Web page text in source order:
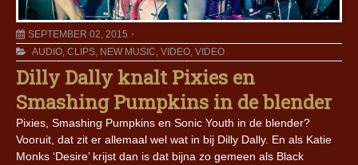
SEPTEMBER 02, 2015
AUDIO, CLIPS, NEW MUSIC, VIDEO, VIDEO
Dilly Dally knalt Pixies en
Smashing Pumpkins in de blender
Pixies, Smashing Pumpkins en Sonic Youth in de blender?
Vooruit, dat zit er allemaal wel wat in bij Dilly Dally. En als Katie
Monks ‘Desire’ krijst dan is dat bijna zo gemeen als Black